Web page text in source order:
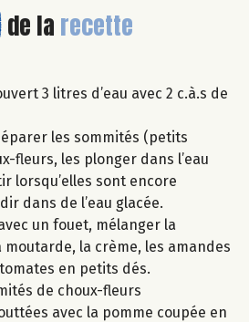
de la recette
3 litres d’eau avec 2 c.à.s de
les sommités (petits
fleurs, les plonger dans l’eau
lorsqu’elles sont encore
dans de l’eau glacée.
un fouet, mélanger la
moutarde, la crème, les amandes
en petits dés.
de choux-fleurs
avec la pomme coupée en